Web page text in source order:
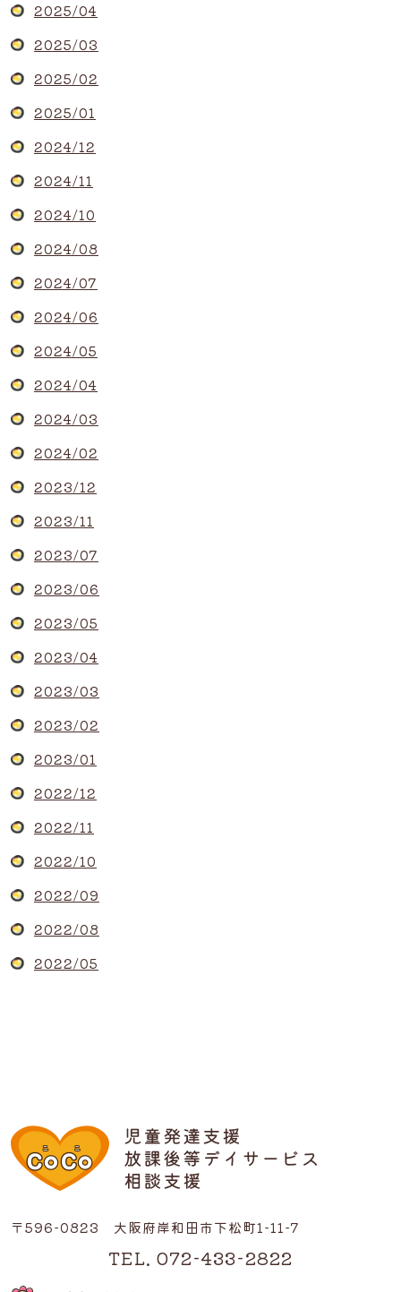
2025/04
2025/03
2025/02
2025/01
2024/12
2024/11
2024/10
2024/08
2024/07
2024/06
2024/05
2024/04
2024/03
2024/02
2023/12
2023/11
2023/07
2023/06
2023/05
2023/04
2023/03
2023/02
2023/01
2022/12
2022/11
2022/10
2022/09
2022/08
2022/05
〒596-0823 大阪府岸和田市下松町1-11-7
TEL. 072-433-2822